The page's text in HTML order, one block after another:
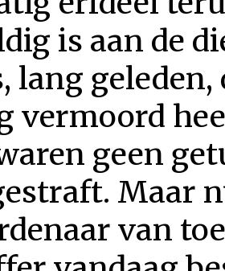
is aan de
lang
vermoord
geen
Maar
van